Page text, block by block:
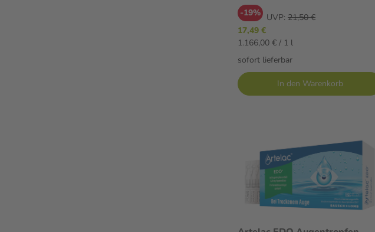
-19% UVP: 21,50 €
17,49 €
1.166,00 € / 1 l
sofort lieferbar
In den Warenkorb